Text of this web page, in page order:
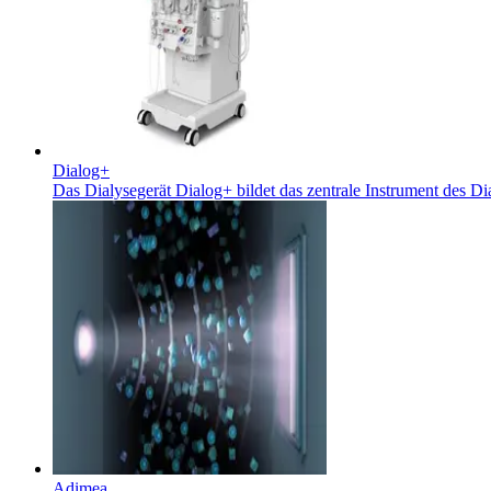
Home Care
Finden Sie Ihren Job
Entdecken Sie Ihre Karrierechancen bei B. Braun.
Dialog+
Das Dialysegerät Dialog+ bildet das zentrale Instrument des